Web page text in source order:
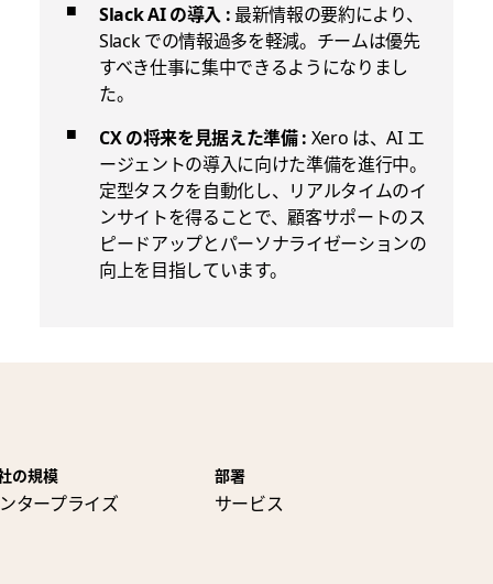
Slack AI の導入 : 最新情報の要約により、
Slack での情報過多を軽減。チームは優先
すべき仕事に集中できるようになりまし
た。
CX の将来を見据えた準備 : Xero は、AI エ
ージェントの導入に向けた準備を進行中。
定型タスクを自動化し、リアルタイムのイ
ンサイトを得ることで、顧客サポートのス
ピードアップとパーソナライゼーションの
向上を目指しています。
の規模
タープライズ
部署
サービス